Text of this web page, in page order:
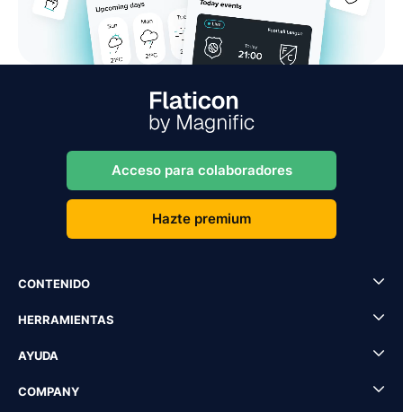
Acceso para colaboradores
Hazte premium
CONTENIDO
HERRAMIENTAS
AYUDA
COMPANY